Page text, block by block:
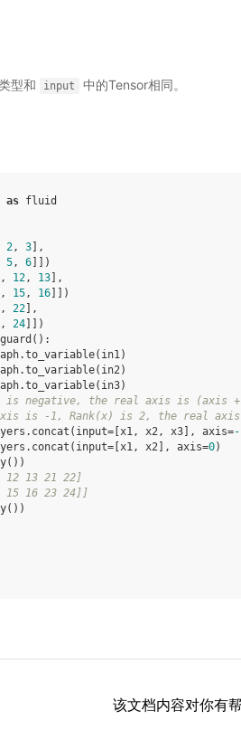
型和 input 中的Tensor相同。
as fluid
2, 3 ],
5, 6 ]])
, 12, 13 ],
, 15, 16 ]])
, 22 ],
, 24 ]])
guard ():
.to_variable( in1)
.to_variable( in2)
.to_variable( in3)
is negative, the real axis is (axis +
is -1, Rank(x) is 2, the real
. concat ( input= x1, x2, x3 ], axis=-
. concat ( input= x1, x2 ], axis=0)
())
13 21 22]
16 23 24]]
())
该文档内容对你有